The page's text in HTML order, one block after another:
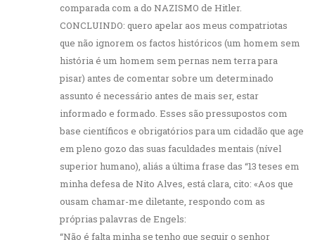
comparada com a do NAZISMO de Hitler.
CONCLUINDO: quero apelar aos meus compatriotas
que não ignorem os factos históricos (um homem sem
história é um homem sem pernas nem terra para
pisar) antes de comentar sobre um determinado
assunto é necessário antes de mais ser, estar
informado e formado. Esses são pressupostos com
base científicos e obrigatórios para um cidadão que age
em pleno gozo das suas faculdades mentais (nível
superior humano), aliás a última frase das “13 teses em
minha defesa de Nito Alves, está clara, cito: «Aos que
ousam chamar-me diletante, respondo com as
próprias palavras de Engels:
“Não é falta minha se tenho que seguir o senhor